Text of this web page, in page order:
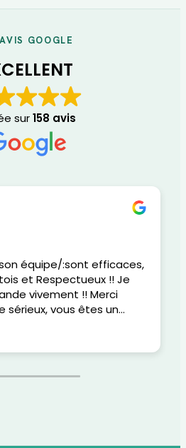
AVIS GOOGLE
sur158 avis
équipe/:sont efficaces,
et Respectueux !! Je
vivement !! Merci
sérieux, vous êtes un
attentionné et
métier !!
réactivité au